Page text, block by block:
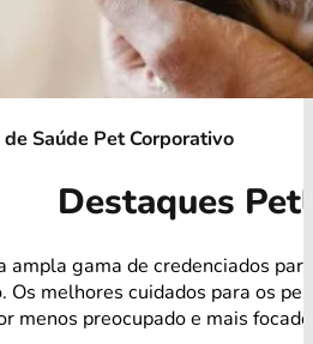
Saúde Pet Corporativo
Destaques
ampla gama de credenciados
Os melhores cuidados para os
menos preocupado e mais